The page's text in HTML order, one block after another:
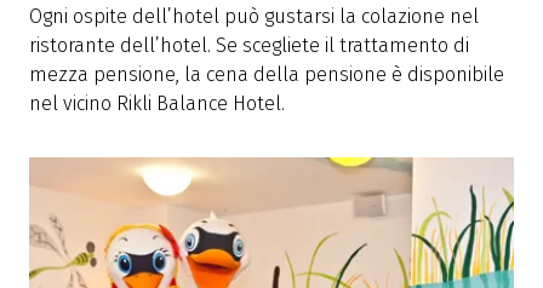
Ogni ospite dell’hotel può gustarsi la colazione nel
ristorante dell’hotel. Se scegliete il trattamento di
mezza pensione, la cena della pensione è disponibile
nel vicino Rikli Balance Hotel.